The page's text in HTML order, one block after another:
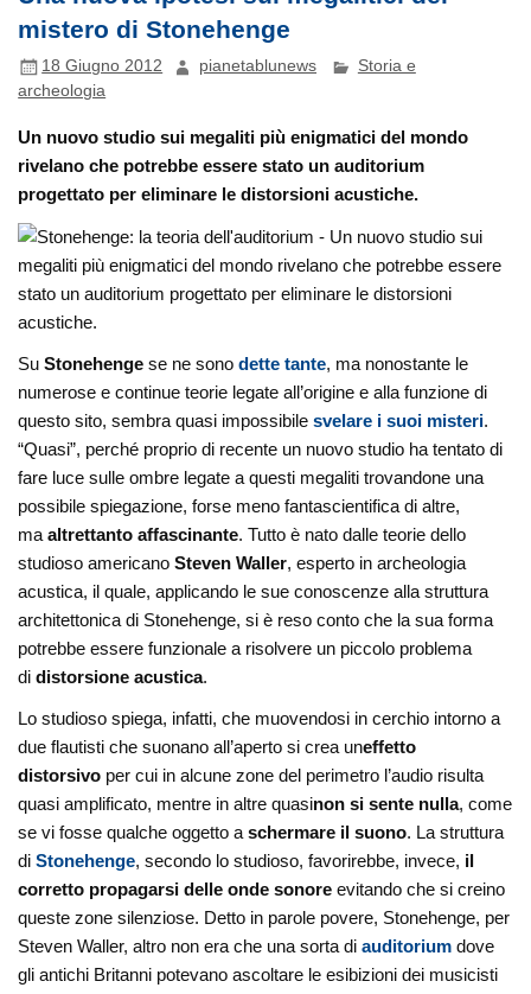
mistero di Stonehenge
18 Giugno 2012 pianetablunews
Storia e
archeologia
Un nuovo studio sui megaliti più enigmatici del mondo
rivelano che potrebbe essere stato un auditorium
progettato per eliminare le distorsioni acustiche.
SuStonehenge se ne sonodette tante, ma nonostante le
numerose e continue teorie legate all’origine e alla funzione di
questo sito, sembra quasi impossibilesvelare i suoi misteri.
“Quasi”, perché proprio di recente un nuovo studio ha tentato di
fare luce sulle ombre legate a questi megaliti trovandone una
possibile spiegazione, forse meno fantascientifica di altre,
maaltrettanto affascinante. Tutto è nato dalle teorie dello
studioso americano Steven Waller, esperto in archeologia
acustica, il quale, applicando le sue conoscenze alla struttura
architettonica di Stonehenge, si è reso conto che la sua forma
potrebbe essere funzionale a risolvere un piccolo problema
didistorsione acustica.
Lo studioso spiega, infatti, che muovendosi in cerchio intorno a
due flautisti che suonano all’aperto si crea uneffetto
distorsivo per cui in alcune zone del perimetro l’audio risulta
quasi amplificato, mentre in altre quasinon si sente nulla, come
se vi fosse qualche oggetto aschermare il suono. La struttura
diStonehenge, secondo lo studioso, favorirebbe, invece, il
corretto propagarsi delle onde sonoreevitando che si creino
queste zone silenziose. Detto in parole povere, Stonehenge, per
Steven Waller, altro non era che una sorta diauditoriumdove
gli antichi Britanni potevano ascoltare le esibizioni dei musicisti